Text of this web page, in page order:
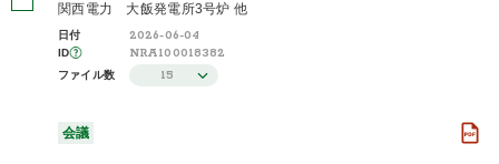
関西電力 大飯発電所3号炉 他
日付 2026-06-04
ID NRA100018382
ファイル数 15
会議